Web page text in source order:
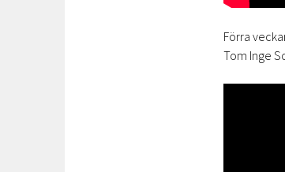
Förra
Tom Inge